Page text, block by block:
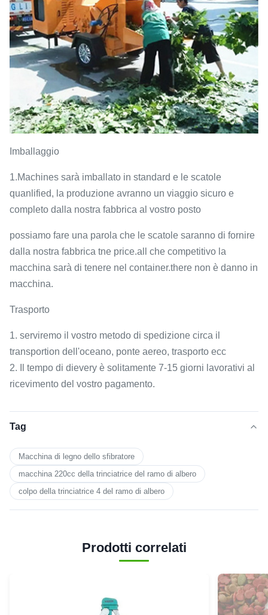
Imballaggio
1.Machines sarà imballato in standard e le scatole
quanlified, la produzione avranno un viaggio sicuro e
completo dalla nostra fabbrica al vostro posto
possiamo fare una parola che le scatole saranno di fornire
dalla nostra fabbrica tne price.all che competitivo la
macchina sarà di tenere nel container.there non è danno in
macchina.
Trasporto
1. serviremo il vostro metodo di spedizione circa il
transportion dell'oceano, ponte aereo, trasporto ecc
2. Il tempo di dievery è solitamente 7-15 giorni lavorativi al
ricevimento del vostro pagamento.
Tag
Macchina di legno dello sfibratore
macchina 220cc della trinciatrice del ramo di albero
colpo della trinciatrice 4 del ramo di albero
Prodotti correlati